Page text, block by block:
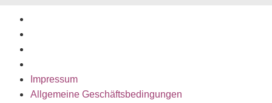
Impressum
Allgemeine Geschäftsbedingungen